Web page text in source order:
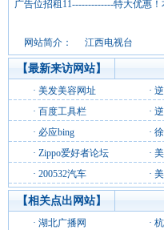
广告位招租11-------------特大优惠
网站简介：
江西电视台
【最新来访网站】
· 美发美容网址 ·
· 百度工具栏 ·
· 必应bing ·
· Zippo爱好者论坛 ·
· 200532汽车 ·
【相关点出网站】
· 湖北广播网 ·